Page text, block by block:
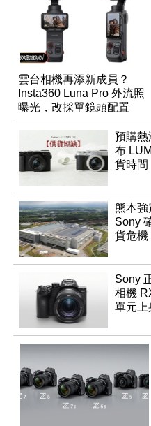
雲台相機再添新成員？
Insta360 Luna Pro 外流照
曝光，改採單鏡頭配置
預購熱
布
貨時間
熊本強
Sony
貨危機
Sony
相機
單元上